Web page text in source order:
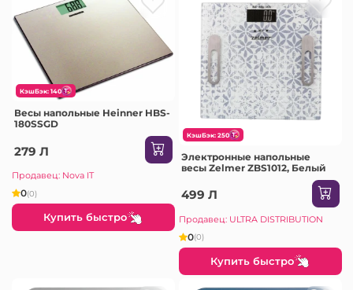
КэшБэк: 140
Весы напольные Heinner HBS-
180SSGD
279 Л
Продавец: Nova IT
0(0)
Купить быстро
КэшБэк: 250
Электронные напольные
весы Zelmer ZBS1012, Белый
499 Л
Продавец: ULTRA DISTRIBUTION
0(0)
Купить быстро